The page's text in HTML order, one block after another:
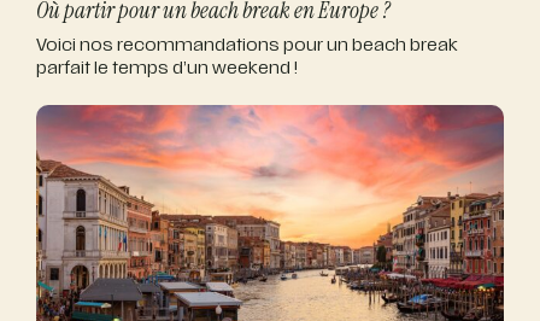
Où partir pour un beach break en Europe ?
Voici nos recommandations pour un beach break
parfait le temps d’un weekend !